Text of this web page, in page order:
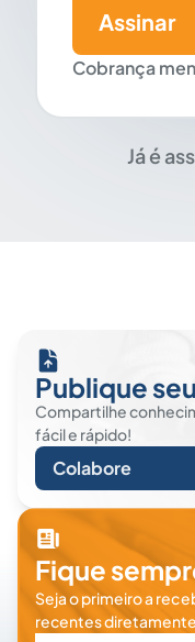
Cobrança
Assinar
Já é
Publique
Compartilhe
fácil e rápido!
Colabore
Fique
Seja o primeiro a
recentes